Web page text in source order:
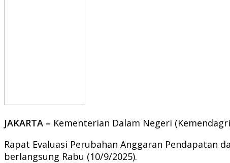
JAKARTA – Kementerian Dalam Negeri
Rapat Evaluasi Perubahan Anggaran Pendapatan
berlangsung Rabu (10/9/2025).